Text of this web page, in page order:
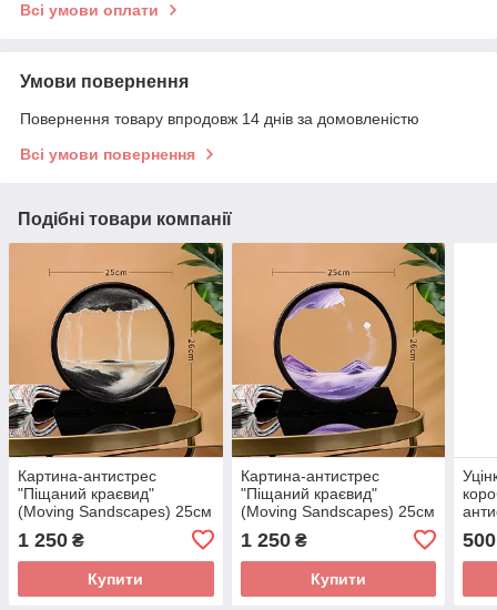
Всі умови оплати
Умови повернення
Повернення товару впродовж 14 днів за домовленістю
Всі умови повернення
Подібні товари компанії
Картина-антистрес
"Піщаний краєвид"
(Moving Sandscapes) 25см
подарунок Чорний
1 250 ₴
Купити
Картина-антистрес
"Піщаний краєвид"
(Moving Sandscapes) 25см
подарунок Фіолетовий
1 250₴
Купити
500